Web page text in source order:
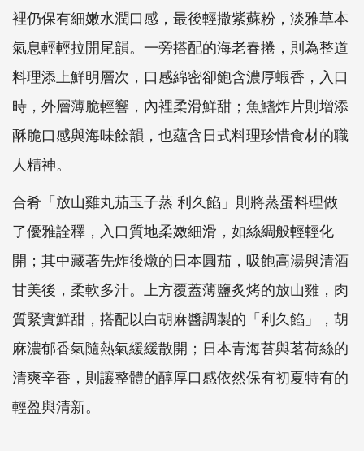
裡仍保有細嫩水潤口感，最後輕撒紫蘇粉，淡雅草本
氣息輕輕拉開尾韻。一旁搭配的海老春捲，則為整道
料理添上鮮明層次，口感綿密卻飽含濃厚蝦香，入口
時，外層薄脆輕響，內裡柔滑鮮甜；魚鰭炸片則增添
酥脆口感與海味餘韻，也蘊含日式料理珍惜食材的職
人精神。
合肴「放山雞丸茄玉子蒸 利久餡」則將蒸蛋料理做
了優雅詮釋，入口質地柔嫩細滑，如絲綢般輕輕化
開；其中藏著先炸後燉的日本圓茄，吸飽高湯與清酒
甘美後，柔軟多汁。上方覆蓋薄鹽炙烤的放山雞，肉
質緊實鮮甜，搭配以白胡麻醬調製的「利久餡」，胡
麻濃郁香氣隨熱氣緩緩散開；日本青海苔與茗荷絲的
清爽辛香，則讓整體的醇厚口感依然保有初夏特有的
輕盈與清新。